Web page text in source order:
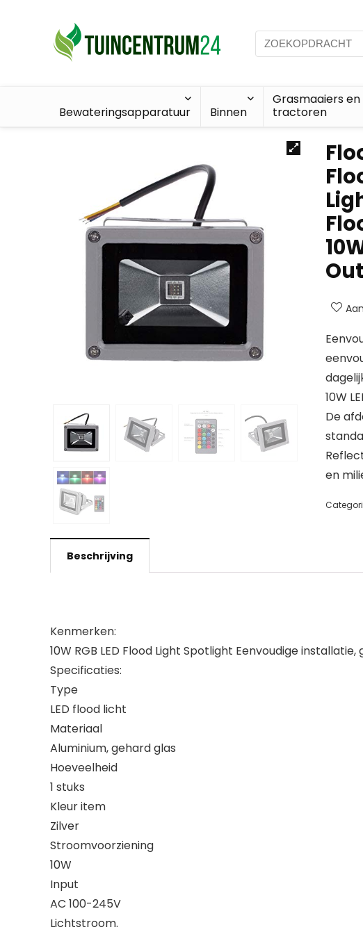
Bewateringsapparatuur Binnen
Grasmaaiers en
tractoren
10W
De
en
Beschrijving
Kenmerken:
10W RGB LED Flood Light Spotlight Eenvoudige
Specificaties:
Type
LED flood licht
Materiaal
Aluminium, gehard glas
Hoeveelheid
1 stuks
Kleur item
Zilver
Stroomvoorziening
10W
Input
AC 100-245V
Lichtstroom.